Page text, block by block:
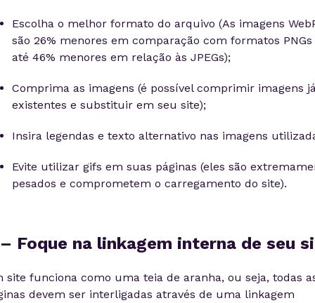
Escolha o melhor formato do arquivo (As imagens
são 26% menores em comparação com formatos PNGs
até 46% menores em relação às JPEGs);
Comprima as imagens (é possível comprimir imagens
existentes e substituir em seu site);
Insira legendas e texto alternativo nas imagens
Evite utilizar gifs em suas páginas (eles são
pesados e comprometem o carregamento do site).
Foque na linkagem interna de seu
site funciona como uma teia de aranha, ou seja, todas
devem ser interligadas através de uma linkagem